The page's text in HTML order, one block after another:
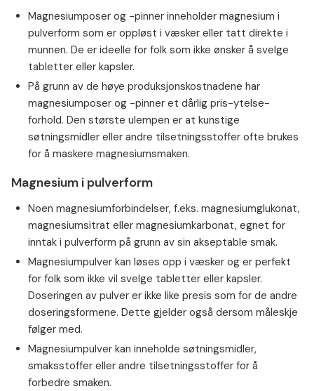
Magnesiumposer og -pinner inneholder magnesium i
pulverform som er oppløst i væsker eller tatt direkte i
munnen. De er ideelle for folk som ikke ønsker å svelge
tabletter eller kapsler.
⁠⁠På grunn av de høye produksjonskostnadene har
magnesiumposer og -pinner et dårlig pris-ytelse-
forhold. Den største ulempen er at kunstige
søtningsmidler eller andre tilsetningsstoffer ofte brukes
for å maskere magnesiumsmaken.
Magnesium i pulverform
Noen magnesiumforbindelser, f.eks. magnesiumglukonat,
magnesiumsitrat eller magnesiumkarbonat, egnet for
inntak i pulverform på grunn av sin akseptable smak.
⁠⁠Magnesiumpulver kan løses opp i væsker og er perfekt
for folk som ikke vil svelge tabletter eller kapsler.
Doseringen av pulver er ikke like presis som for de andre
doseringsformene. Dette gjelder også dersom måleskje
følger med.
⁠Magnesiumpulver kan inneholde søtningsmidler,
smaksstoffer eller andre tilsetningsstoffer for å
forbedre smaken.